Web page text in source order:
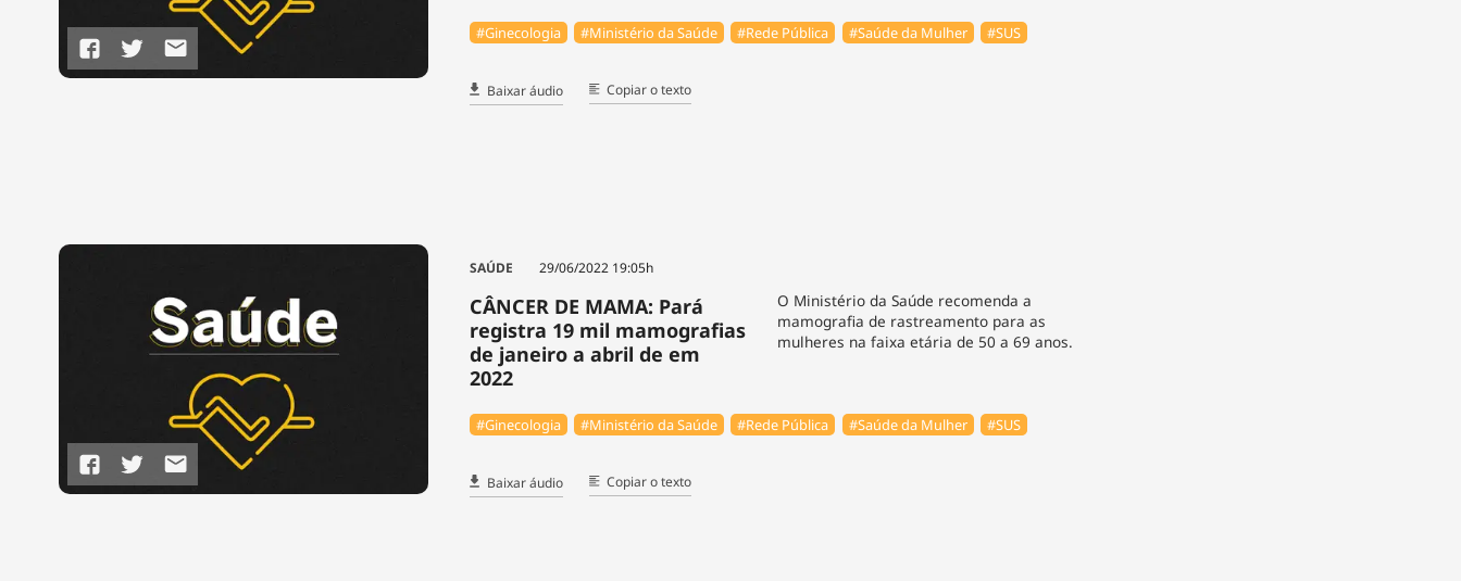
#Ginecologia #Ministério da Saúde #Rede Pública #Saúde da Mulher #SUS
Baixar áudio Copiar o texto
SAÚDE 29/06/2022 19:05h
CÂNCER DE MAMA: Pará
registra 19 mil mamografias
de janeiro a abril de em
2022
O Ministério da Saúde recomenda a
mamografia de rastreamento para as
mulheres na faixa etária de 50 a 69 anos.
#Ginecologia #Ministério da Saúde #Rede Pública #Saúde da Mulher #SUS
Baixar áudio Copiar o texto